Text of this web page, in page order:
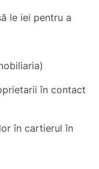
le iei pentru a
)
în contact
în cartierul în